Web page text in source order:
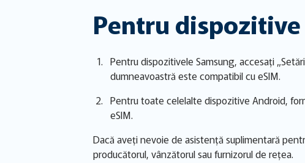
Pentru
Pentru dispozitivele Samsung, accesați
dumneavoastră este compatibil cu eSIM.
Pentru toate celelalte dispozitive Android,
eSIM.
Dacă aveți nevoie de asistență suplimentară
producătorul, vânzătorul sau furnizorul de rețea.